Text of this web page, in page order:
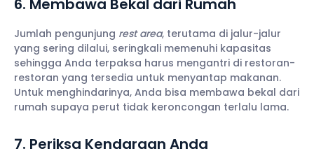
Jumlah pengunjung rest area, terutama di jalur-jalur
yang sering dilalui, seringkali memenuhi kapasitas
sehingga Anda terpaksa harus mengantri di restoran-
restoran yang tersedia untuk menyantap makanan.
Untuk menghindarinya, Anda bisa membawa bekal dari
rumah supaya perut tidak keroncongan terlalu lama.
7. Periksa Kendaraan Anda